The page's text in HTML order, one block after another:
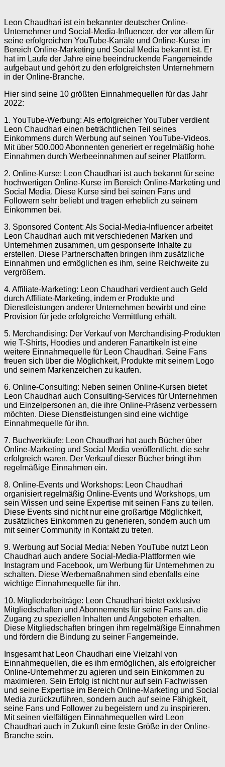
Leon Chaudhari ist ein bekannter deutscher Online-
Unternehmer und Social-Media-Influencer, der vor allem für
seine erfolgreichen YouTube-Kanäle und Online-Kurse im
Bereich Online-Marketing und Social Media bekannt ist. Er
hat im Laufe der Jahre eine beeindruckende Fangemeinde
aufgebaut und gehört zu den erfolgreichsten Unternehmern
in der Online-Branche.
Hier sind seine 10 größten Einnahmequellen für das Jahr
2022:
1. YouTube-Werbung: Als erfolgreicher YouTuber verdient
Leon Chaudhari einen beträchtlichen Teil seines
Einkommens durch Werbung auf seinen YouTube-Videos.
Mit über 500.000 Abonnenten generiert er regelmäßig hohe
Einnahmen durch Werbeeinnahmen auf seiner Plattform.
2. Online-Kurse: Leon Chaudhari ist auch bekannt für seine
hochwertigen Online-Kurse im Bereich Online-Marketing und
Social Media. Diese Kurse sind bei seinen Fans und
Followern sehr beliebt und tragen erheblich zu seinem
Einkommen bei.
3. Sponsored Content: Als Social-Media-Influencer arbeitet
Leon Chaudhari auch mit verschiedenen Marken und
Unternehmen zusammen, um gesponserte Inhalte zu
erstellen. Diese Partnerschaften bringen ihm zusätzliche
Einnahmen und ermöglichen es ihm, seine Reichweite zu
vergrößern.
4. Affiliate-Marketing: Leon Chaudhari verdient auch Geld
durch Affiliate-Marketing, indem er Produkte und
Dienstleistungen anderer Unternehmen bewirbt und eine
Provision für jede erfolgreiche Vermittlung erhält.
5. Merchandising: Der Verkauf von Merchandising-Produkten
wie T-Shirts, Hoodies und anderen Fanartikeln ist eine
weitere Einnahmequelle für Leon Chaudhari. Seine Fans
freuen sich über die Möglichkeit, Produkte mit seinem Logo
und seinem Markenzeichen zu kaufen.
6. Online-Consulting: Neben seinen Online-Kursen bietet
Leon Chaudhari auch Consulting-Services für Unternehmen
und Einzelpersonen an, die ihre Online-Präsenz verbessern
möchten. Diese Dienstleistungen sind eine wichtige
Einnahmequelle für ihn.
7. Buchverkäufe: Leon Chaudhari hat auch Bücher über
Online-Marketing und Social Media veröffentlicht, die sehr
erfolgreich waren. Der Verkauf dieser Bücher bringt ihm
regelmäßige Einnahmen ein.
8. Online-Events und Workshops: Leon Chaudhari
organisiert regelmäßig Online-Events und Workshops, um
sein Wissen und seine Expertise mit seinen Fans zu teilen.
Diese Events sind nicht nur eine großartige Möglichkeit,
zusätzliches Einkommen zu generieren, sondern auch um
mit seiner Community in Kontakt zu treten.
9. Werbung auf Social Media: Neben YouTube nutzt Leon
Chaudhari auch andere Social-Media-Plattformen wie
Instagram und Facebook, um Werbung für Unternehmen zu
schalten. Diese Werbemaßnahmen sind ebenfalls eine
wichtige Einnahmequelle für ihn.
10. Mitgliederbeiträge: Leon Chaudhari bietet exklusive
Mitgliedschaften und Abonnements für seine Fans an, die
Zugang zu speziellen Inhalten und Angeboten erhalten.
Diese Mitgliedschaften bringen ihm regelmäßige Einnahmen
und fördern die Bindung zu seiner Fangemeinde.
Insgesamt hat Leon Chaudhari eine Vielzahl von
Einnahmequellen, die es ihm ermöglichen, als erfolgreicher
Online-Unternehmer zu agieren und sein Einkommen zu
maximieren. Sein Erfolg ist nicht nur auf sein Fachwissen
und seine Expertise im Bereich Online-Marketing und Social
Media zurückzuführen, sondern auch auf seine Fähigkeit,
seine Fans und Follower zu begeistern und zu inspirieren.
Mit seinen vielfältigen Einnahmequellen wird Leon
Chaudhari auch in Zukunft eine feste Größe in der Online-
Branche sein.